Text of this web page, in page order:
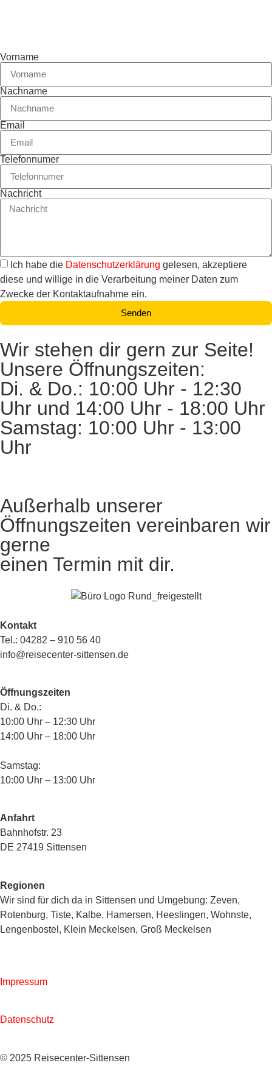
Vorname
Nachname
Email
Telefonnumer
Nachricht
Ich habe die Datenschutzerklärung gelesen, akzeptiere
diese und willige in die Verarbeitung meiner Daten zum
Zwecke der Kontaktaufnahme ein.
Senden
Wir stehen dir gern zur Seite!
Unsere Öffnungszeiten:
Di. & Do.: 10:00 Uhr - 12:30
Uhr und 14:00 Uhr - 18:00 Uhr
Samstag: 10:00 Uhr - 13:00
Uhr
Außerhalb unserer
Öffnungszeiten vereinbaren wir
gerne
einen Termin mit dir.
Kontakt
Tel.: 04282 – 910 56 40
info@reisecenter-sittensen.de
Öffnungszeiten
Di. & Do.:
10:00 Uhr – 12:30 Uhr
14:00 Uhr – 18:00 Uhr
Samstag:
10:00 Uhr – 13:00 Uhr
Anfahrt
Bahnhofstr. 23
DE 27419 Sittensen
Regionen
Wir sind für dich da in Sittensen und Umgebung: Zeven,
Rotenburg, Tiste, Kalbe, Hamersen, Heeslingen, Wohnste,
Lengenbostel, Klein Meckelsen, Groß Meckelsen
Impressum
Datenschutz
© 2025 Reisecenter-Sittensen